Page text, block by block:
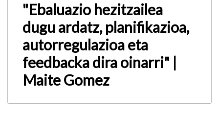
"Ebaluazio hezitzailea
dugu ardatz, planifikazioa,
autorregulazioa eta
feedbacka dira oinarri" |
Maite Gomez